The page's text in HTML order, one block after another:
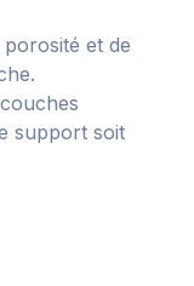
et de
support soit